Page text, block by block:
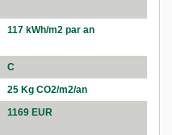
117 kWh/m2 par an
C
25 Kg CO2/m2/an
1169 EUR